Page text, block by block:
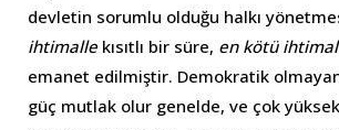
devletin sorumlu olduğu halkı
ihtimalle kısıtlı bir süre, en kötü
emanet edilmiştir. Demokratik
güç mutlak olur genelde, ve çok